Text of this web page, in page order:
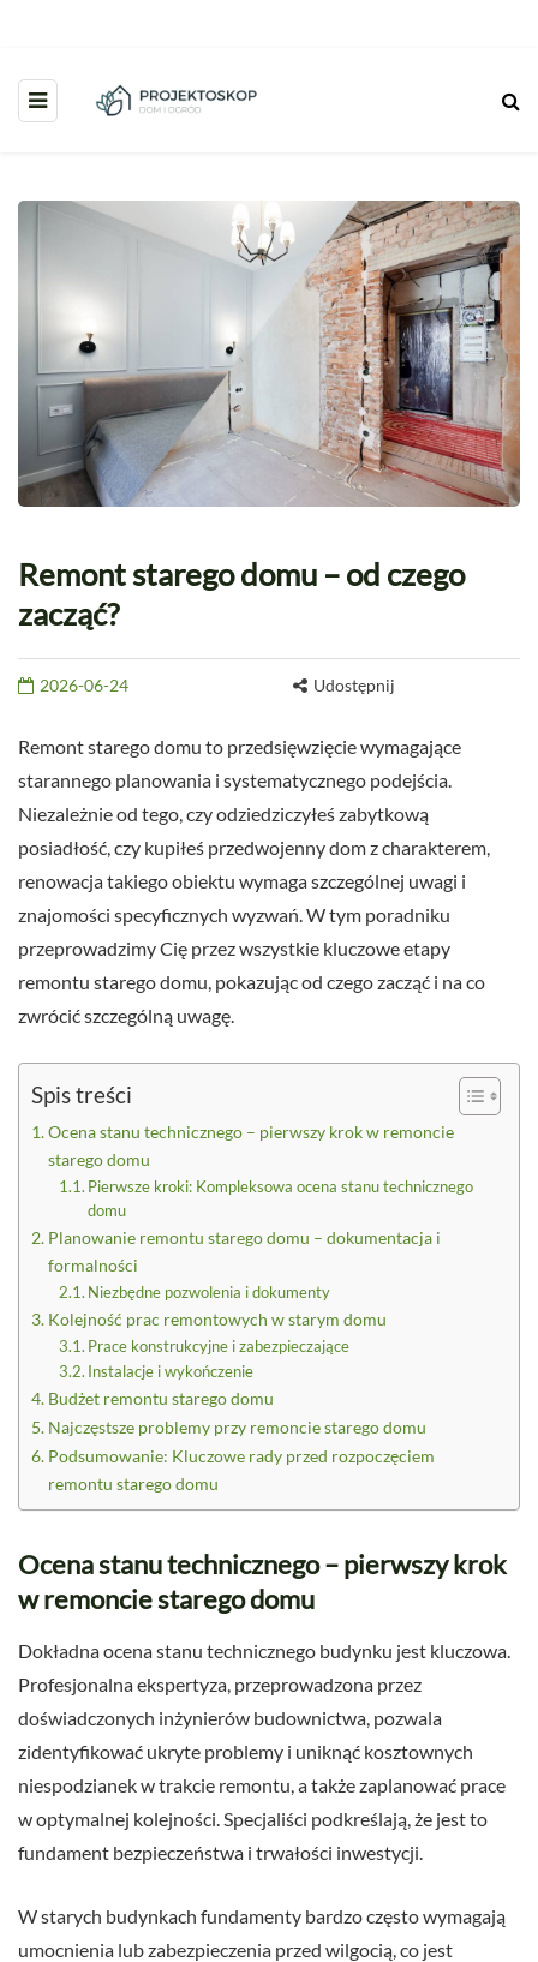
Remont starego domu – od czego
zacząć?
2026-06-24 Udostępnij
Remont starego domu to przedsięwzięcie wymagające
starannego planowania i systematycznego podejścia.
Niezależnie od tego, czy odziedziczyłeś zabytkową
posiadłość, czy kupiłeś przedwojenny dom z charakterem,
renowacja takiego obiektu wymaga szczególnej uwagi i
znajomości specyficznych wyzwań. W tym poradniku
przeprowadzimy Cię przez wszystkie kluczowe etapy
remontu starego domu, pokazując od czego zacząć i na co
zwrócić szczególną uwagę.
Spis treści
Ocena stanu technicznego – pierwszy krok w remoncie
starego domu
Pierwsze kroki: Kompleksowa ocena stanu technicznego
domu
Planowanie remontu starego domu – dokumentacja i
formalności
Niezbędne pozwolenia i dokumenty
Kolejność prac remontowych w starym domu
Prace konstrukcyjne i zabezpieczające
Instalacje i wykończenie
Budżet remontu starego domu
Najczęstsze problemy przy remoncie starego domu
Podsumowanie: Kluczowe rady przed rozpoczęciem
remontu starego domu
Ocena stanu technicznego – pierwszy krok
w remoncie starego domu
Dokładna ocena stanu technicznego budynku jest kluczowa.
Profesjonalna ekspertyza, przeprowadzona przez
doświadczonych inżynierów budownictwa, pozwala
zidentyfikować ukryte problemy i uniknąć kosztownych
niespodzianek w trakcie remontu, a także zaplanować prace
w optymalnej kolejności. Specjaliści podkreślają, że jest to
fundament bezpieczeństwa i trwałości inwestycji.
W starych budynkach fundamenty bardzo często wymagają
umocnienia lub zabezpieczenia przed wilgocią, co jest